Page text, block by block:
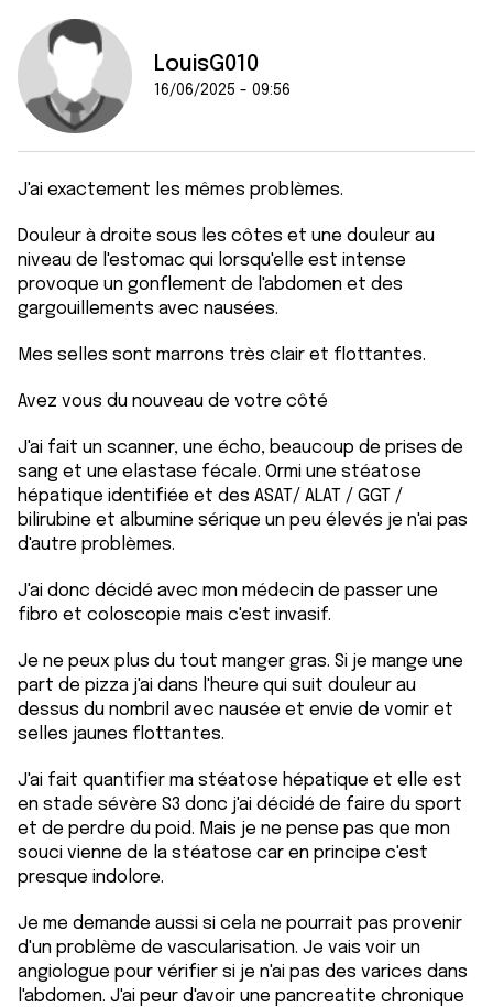
LouisG010
16/06/2025 - 09:56
J'ai exactement les mêmes problèmes.
Douleur à droite sous les côtes et une douleur au
niveau de l'estomac qui lorsqu'elle est intense
provoque un gonflement de l'abdomen et des
gargouillements avec nausées.
Mes selles sont marrons très clair et flottantes.
Avez vous du nouveau de votre côté
J'ai fait un scanner, une écho, beaucoup de prises de
sang et une elastase fécale. Ormi une stéatose
hépatique identifiée et des ASAT/ ALAT / GGT /
bilirubine et albumine sérique un peu élevés je n'ai pas
d'autre problèmes.
J'ai donc décidé avec mon médecin de passer une
fibro et coloscopie mais c'est invasif.
Je ne peux plus du tout manger gras. Si je mange une
part de pizza j'ai dans l'heure qui suit douleur au
dessus du nombril avec nausée et envie de vomir et
selles jaunes flottantes.
J'ai fait quantifier ma stéatose hépatique et elle est
en stade sévère S3 donc j'ai décidé de faire du sport
et de perdre du poid. Mais je ne pense pas que mon
souci vienne de la stéatose car en principe c'est
presque indolore.
Je me demande aussi si cela ne pourrait pas provenir
d'un problème de vascularisation. Je vais voir un
angiologue pour vérifier si je n'ai pas des varices dans
l'abdomen. J'ai peur d'avoir une pancreatite chronique